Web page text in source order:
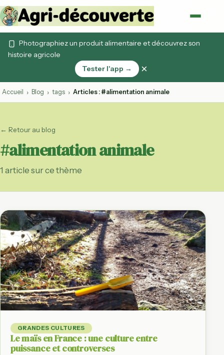
Photographiez un produit alimentaire et découvrez son
histoire agricole
Tester l'app →
×
Accueil › Blog › tags › Articles : #alimentation animale
← Retour au blog
#alimentation animale
1 article sur ce thème
GRANDES CULTURES
Le maïs en France : une culture entre
puissance et controverses